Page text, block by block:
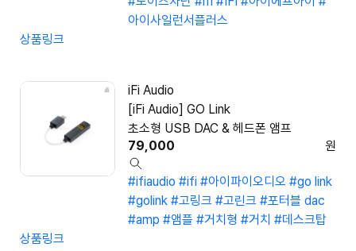
아이사일런서플러스
상품링크
iFi Audio
[iFi Audio] GO Link
초소형 USB DAC & 헤드폰 앰프
79,000
원
#ifiaudio #ifi #아이파이오디오 #go link
#golink #고링크 #고린크 #포터블 dac
#amp #앰플 #거치형 #거치 #데스크탑
상품링크